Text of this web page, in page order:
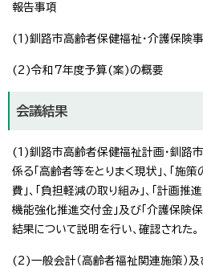
報告事項
(1)釧路市高齢者保健福祉・介護保険
(2)令和7年度予算(案)の概要
会議結果
(1)釧路市高齢者保健福祉計画・釧路
係る「高齢者等をとりまく現状」、「施策
費」、「負担軽減の取り組み」、「計画推
機能強化推進交付金」及び「介護保険
結果について説明を行い、確認された。
(2)一般会計（高齢者福祉関連施策）